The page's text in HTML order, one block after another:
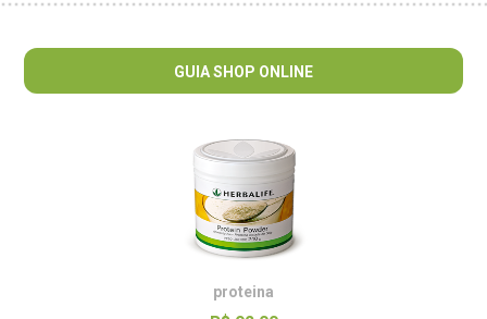
GUIA SHOP ONLINE
proteina